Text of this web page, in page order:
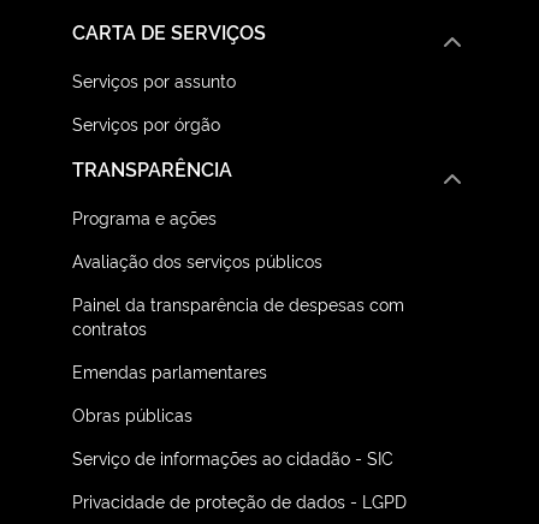
CARTA DE SERVIÇOS
Serviços por assunto
Serviços por órgão
TRANSPARÊNCIA
Programa e ações
Avaliação dos serviços públicos
Painel da transparência de despesas com
contratos
Emendas parlamentares
Obras públicas
Serviço de informações ao cidadão - SIC
Privacidade de proteção de dados - LGPD